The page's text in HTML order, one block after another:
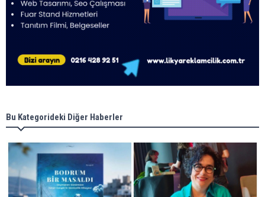
Bu Kategorideki Diğer Haberler